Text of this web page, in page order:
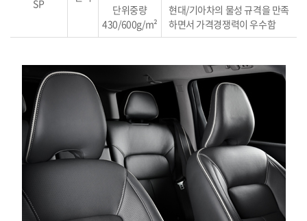
SP
단위중량
430/600g/m²
현대/기아차의 물성 규격을 만족
하면서 가격경쟁력이 우수함